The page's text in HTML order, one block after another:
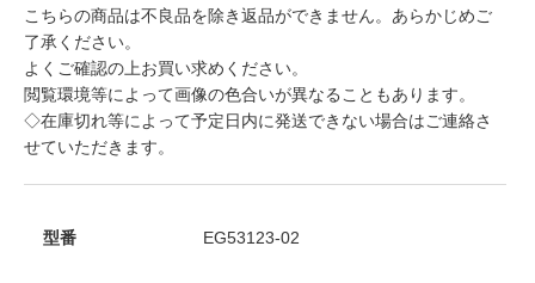
こちらの商品は不良品を除き返品ができません。あらかじめご
了承ください。
よくご確認の上お買い求めください。
閲覧環境等によって画像の色合いが異なることもあります。
◇在庫切れ等によって予定日内に発送できない場合はご連絡さ
せていただきます。
型番 EG53123-02